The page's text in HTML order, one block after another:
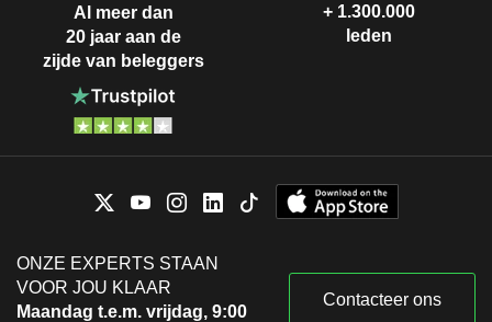
Al meer dan
20 jaar aan de
zijde van beleggers
+ 1.300.000
leden
ONZE EXPERTS STAAN
VOOR JOU KLAAR
Maandag t.e.m. vrijdag, 9:00
Contacteer ons